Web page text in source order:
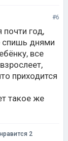
#6
год,
спишь днями
все
приходится
такое же
2